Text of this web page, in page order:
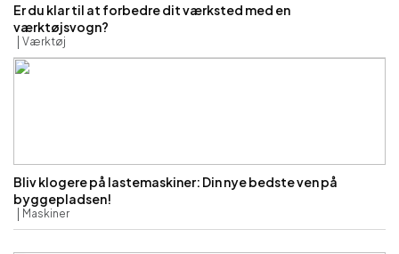
Er du klar til at forbedre dit værksted med en
værktøjsvogn?
Værktøj
Bliv klogere på lastemaskiner: Din nye bedste ven på
byggepladsen!
Maskiner